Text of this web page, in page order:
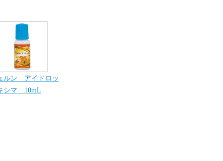
ルン アイドロッ
シマ 10mL